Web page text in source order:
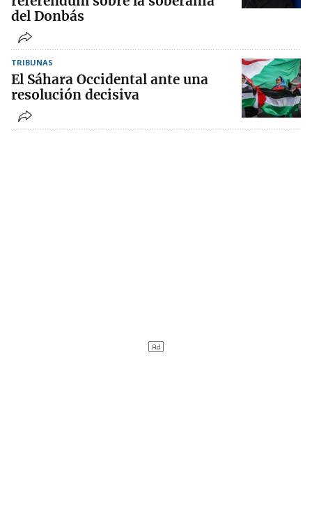
del Donbás
TRIBUNAS
El Sáhara Occidental ante una
resolución decisiva